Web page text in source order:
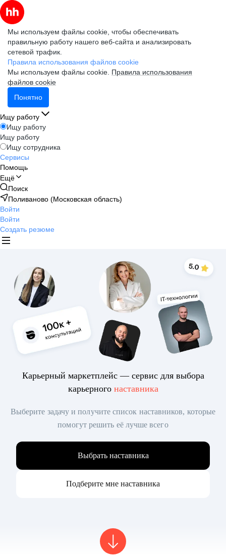
Мы используем файлы cookie, чтобы обеспечивать
правильную работу нашего веб-сайта и анализировать
сетевой трафик.
Правила использования файлов cookie
Мы используем файлы cookie. Правила использования
файлов cookie
Понятно
Ищу работу
Ищу работу
Ищу работу
Ищу сотрудника
Сервисы
Помощь
Ещё
Поиск
Поливаново (Московская область)
Войти
Войти
Создать резюме
Карьерный маркетплейс — сервис для выбора
карьерного наставника
Выберите задачу и получите список наставников, которые
помогут решить её лучше всего
Выбрать наставника
Подберите мне наставника